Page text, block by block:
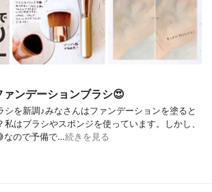
ンデーションブラシ😍
シを新調♪みなさんはファンデーションを塗ると
私はブラシやスポンジを使っています。しかし、
なので予備で…続きを見る